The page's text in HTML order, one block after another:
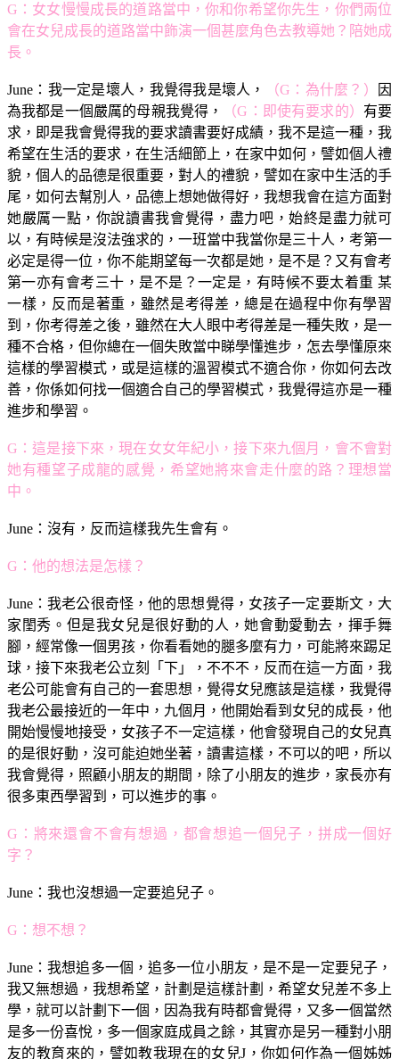
G：女女慢慢成長的道路當中，你和你希望你先生，你們兩位
會在女兒成長的道路當中飾演一個甚麼角色去教導她？陪她成
長。
June：我一定是壞人，我覺得我是壞人， （G：為什麼？）
因
為我都是一個嚴厲的母親我覺得，
（G：即使有要求的） 有要
求，即是我會覺得我的要求讀書要好成績，我不是這一種，我
希望在生活的要求，在生活細節上，在家中如何，譬如個人禮
貌，個人的品德是很重要，對人的禮貌，譬如在家中生活的手
尾，如何去幫別人，品德上想她做得好，我想我會在這方面對
她嚴厲一點，你說讀書我會覺得，盡力吧，始終是盡力就可
以，有時候是沒法強求的，一班當中我當你是三十人，考第一
必定是得一位，你不能期望每一次都是她，是不是？又有會考
第一亦有會考三十，是不是？一定是，有時候不要太着重 某
一樣，反而是著重，雖然是考得差，總是在過程中你有學習
到，你考得差之後，雖然在大人眼中考得差是一種失敗，是一
種不合格，但你總在一個失敗當中睇學懂進步，怎去學懂原來
這樣的學習模式，或是這樣的溫習模式不適合你，你如何去改
善，你係如何找一個適合自己的學習模式，我覺得這亦是一種
進步和學習。
G：這是接下來，現在女女年紀小，接下來九個月，會不會對
她有種望子成龍的感覺，希望她將來會走什麼的路？理想當
中。
June：沒有，反而這樣我先生會有。
G：他的想法是怎樣？
June：我老公很奇怪，他的思想覺得，女孩子一定要斯文，大
家閨秀。但是我女兒是很好動的人，她會動愛動去，揮手舞
腳，經常像一個男孩，你看看她的腿多麼有力，可能將來踢足
球，接下來我老公立刻「下」，不不不，反而在這一方面，我
老公可能會有自己的一套思想，覺得女兒應該是這樣，我覺得
我老公最接近的一年中，九個月，他開始看到女兒的成長，他
開始慢慢地接受，女孩子不一定這樣，他會發現自己的女兒真
的是很好動，沒可能迫她坐著，讀書這樣，不可以的吧，所以
我會覺得，照顧小朋友的期間，除了小朋友的進步，家長亦有
很多東西學習到，可以進步的事。
G：將來還會不會有想過，都會想追一個兒子，拼成一個好
字？
June：我也沒想過一定要追兒子。
G：想不想？
June：我想追多一個，追多一位小朋友，是不是一定要兒子，
我又無想過，我想希望，計劃是這樣計劃，希望女兒差不多上
學，就可以計劃下一個，因為我有時都會覺得，又多一個當然
是多一份喜悅，多一個家庭成員之餘，其實亦是另一種對小朋
友的教育來的，譬如教我現在的女兒J，你如何作為一個姊姊